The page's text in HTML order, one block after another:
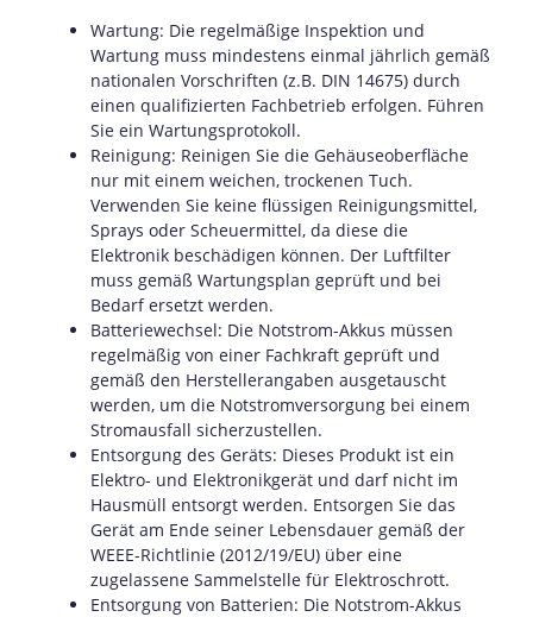
Wartung: Die regelmäßige Inspektion und
Wartung muss mindestens einmal jährlich gemäß
nationalen Vorschriften (z.B. DIN 14675) durch
einen qualifizierten Fachbetrieb erfolgen. Führen
Sie ein Wartungsprotokoll.
Reinigung: Reinigen Sie die Gehäuseoberfläche
nur mit einem weichen, trockenen Tuch.
Verwenden Sie keine flüssigen Reinigungsmittel,
Sprays oder Scheuermittel, da diese die
Elektronik beschädigen können. Der Luftfilter
muss gemäß Wartungsplan geprüft und bei
Bedarf ersetzt werden.
Batteriewechsel: Die Notstrom-Akkus müssen
regelmäßig von einer Fachkraft geprüft und
gemäß den Herstellerangaben ausgetauscht
werden, um die Notstromversorgung bei einem
Stromausfall sicherzustellen.
Entsorgung des Geräts: Dieses Produkt ist ein
Elektro- und Elektronikgerät und darf nicht im
Hausmüll entsorgt werden. Entsorgen Sie das
Gerät am Ende seiner Lebensdauer gemäß der
WEEE-Richtlinie (2012/19/EU) über eine
zugelassene Sammelstelle für Elektroschrott.
Entsorgung von Batterien: Die Notstrom-Akkus